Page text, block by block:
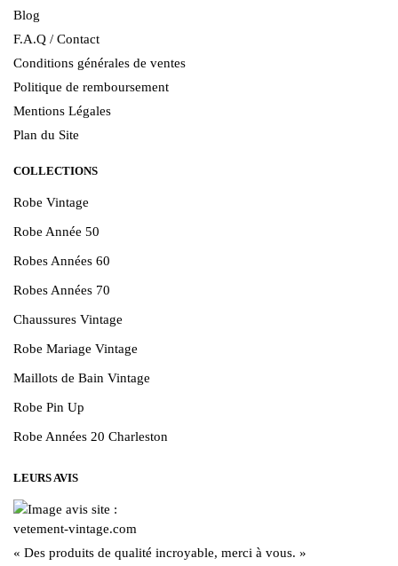
Blog
F.A.Q / Contact
Conditions générales de ventes
Politique de remboursement
Mentions Légales
Plan du Site
COLLECTIONS
Robe Vintage
Robe Année 50
Robes Années 60
Robes Années 70
Chaussures Vintage
Robe Mariage Vintage
Maillots de Bain Vintage
Robe Pin Up
Robe Années 20 Charleston
LEURS AVIS
« Des produits de qualité incroyable, merci à vous. »